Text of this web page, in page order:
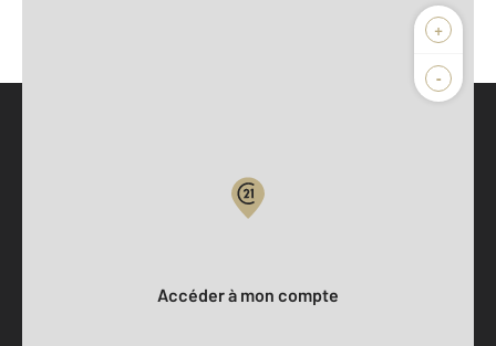
+
-
Accéder à mon compte